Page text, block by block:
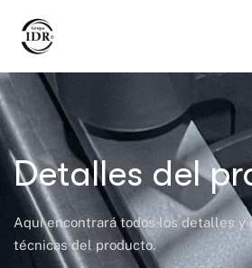
Detalles del
Aquí encontrará todos los detalles y
técnicas del producto.